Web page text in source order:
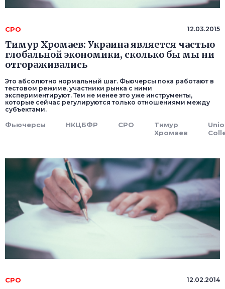
СРО 12.03.2015
Тимур Хромаев: Украина является частью
глобальной экономики, сколько бы мы ни
отгораживались
Это абсолютно нормальный шаг. Фьючерсы пока работают в
тестовом режиме, участники рынка с ними
экспериментируют. Тем не менее это уже инструменты,
которые сейчас регулируются только отношениями между
субъектами.
Фьючерсы НКЦБФР СРО
Тимур
Хромаев
СРО 12.02.2014